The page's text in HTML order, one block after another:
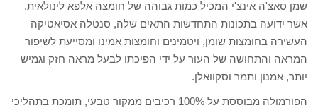
שמן סאצ'ה אינצ'י המכיל כמות גבוהה של חומצה אלפא לינולאית,
אשר ידועה בתכונות התחדשות התאים שלה, סנטלה אסיאטיקה
העשירה בחומצות שומן, ויטמינים וחומצות אמינו ומסייעת לשיפור
המראה והתחושה של העור על ידי הפיכתו לבעל מראה חזק וגמיש
יותר, אמנון ותמר וסקוואלן.
הפורמולה מבוססת על 100% רכיבים ממקור טבעי, תומכת בתהליכי